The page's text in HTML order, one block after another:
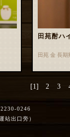
田苑酎ハ
田苑 金 長
[1] 2 3
0246
站出口旁）